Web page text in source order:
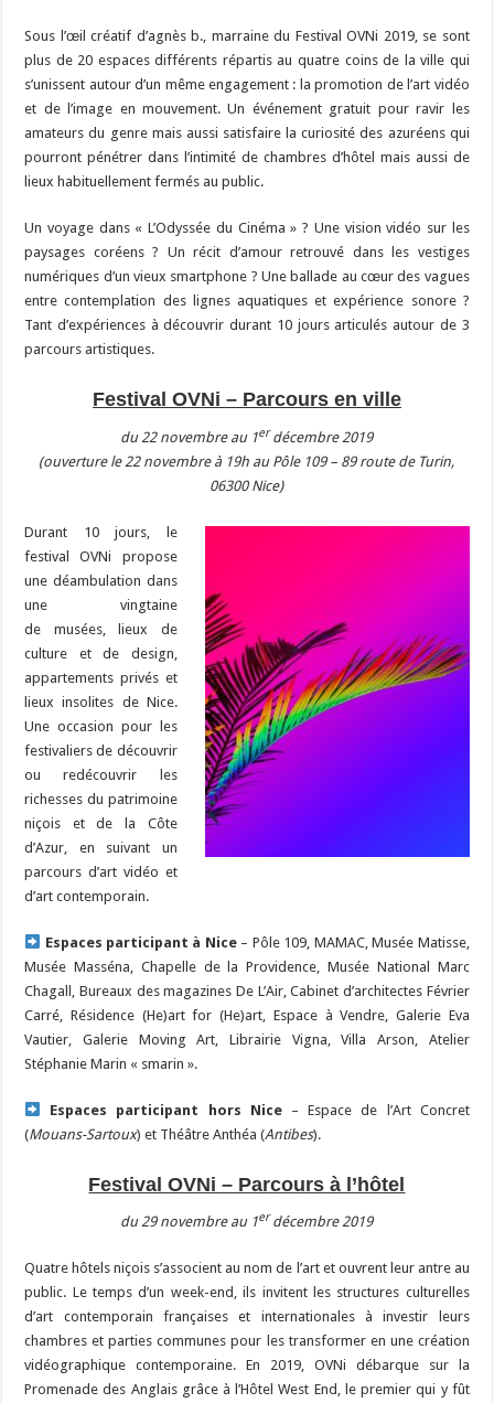
Sous l’œil créatif d’agnès b., marraine du Festival OVNi 2019, se sont
plus de 20 espaces différents répartis au quatre coins de la ville qui
s’unissent autour d’un même engagement : la promotion de l’art vidéo
et de l’image en mouvement. Un événement gratuit pour ravir les
amateurs du genre mais aussi satisfaire la curiosité des azuréens qui
pourront pénétrer dans l’intimité de chambres d’hôtel mais aussi de
lieux habituellement fermés au public.
Un voyage dans « L’Odyssée du Cinéma » ? Une vision vidéo sur les
paysages coréens ? Un récit d’amour retrouvé dans les vestiges
numériques d’un vieux smartphone ? Une ballade au cœur des vagues
entre contemplation des lignes aquatiques et expérience sonore ?
Tant d’expériences à découvrir durant 10 jours articulés autour de 3
parcours artistiques.
Festival OVNi – Parcours en ville
du 22 novembre au 1erdécembre 2019
(ouverture le 22 novembre à 19h au Pôle 109 – 89 route de Turin,
06300 Nice)
Durant 10 jours, le
festival OVNi propose
une déambulation dans
une vingtaine
de musées, lieux de
culture et de design,
appartements privés et
lieux insolites de Nice.
Une occasion pour les
festivaliers de découvrir
ou redécouvrir les
richesses du patrimoine
niçois et de la Côte
d’Azur, en suivant un
parcours d’art vidéo et
d’art contemporain.
Espaces participant à Nice– Pôle 109, MAMAC, Musée Matisse,
Musée Masséna, Chapelle de la Providence, Musée National Marc
Chagall, Bureaux des magazines De L’Air, Cabinet d’architectes Février
Carré, Résidence (He)art for (He)art, Espace à Vendre, Galerie Eva
Vautier, Galerie Moving Art, Librairie Vigna, Villa Arson, Atelier
Stéphanie Marin « smarin ».
Espaces participant hors Nice– Espace de l’Art Concret
(Mouans-Sartoux) et Théâtre Anthéa (Antibes).
Festival OVNi – Parcours à l’hôtel
du 29 novembre au 1er décembre 2019
Quatre hôtels niçois s’associent au nom de l’art et ouvrent leur antre au
public. Le temps d’un week-end, ils invitent les structures culturelles
d’art contemporain françaises et internationales à investir leurs
chambres et parties communes pour les transformer en une création
vidéographique contemporaine. En 2019, OVNi débarque sur la
Promenade des Anglais grâce à l’Hôtel West End, le premier qui y fût